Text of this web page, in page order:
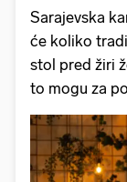
Sarajevska
će koliko
stol pred žiri
to mogu za